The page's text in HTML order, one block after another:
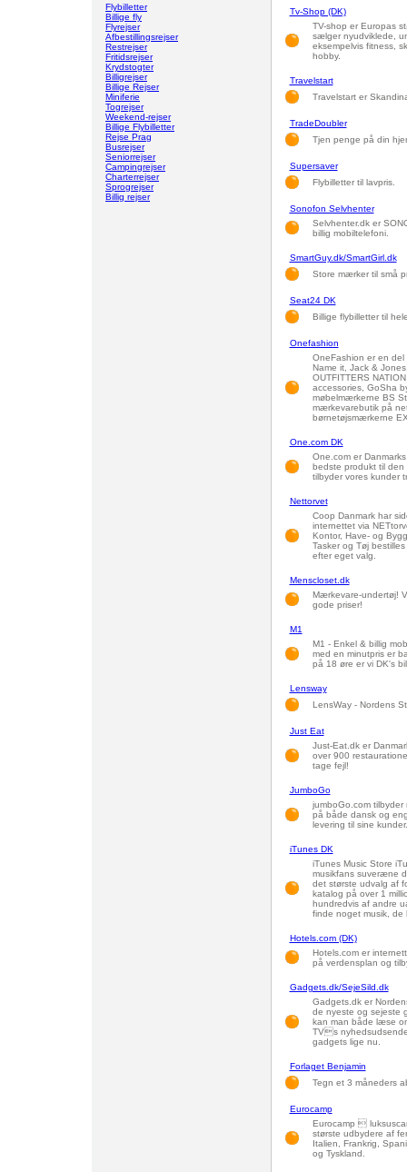
Flybilletter
Billige fly
Flyrejser
Afbestillingsrejser
Restrejser
Fritidsrejser
Krydstogter
Billigrejser
Billige Rejser
Miniferie
Togrejser
Weekend-rejser
Billige Flybilletter
Rejse Prag
Busrejser
Seniorrejser
Campingrejser
Charterrejser
Sprogrejser
Billig rejser
Tv-Shop (DK)
TV-shop er Europas
sælger nyudviklede,
eksempelvis fitness,
hobby.
Travelstart
Travelstart er
TradeDoubler
Tjen penge på din
Supersaver
Flybilletter til lavpris.
Sonofon Selvhenter
Selvhenter.dk er
billig mobiltelefoni.
SmartGuy.dk/SmartGirl.dk
Store mærker til små
Seat24 DK
Billige flybilletter til
Onefashion
OneFashion er en
Name it, Jack &
OUTFITTERS
accessories, GoSha
møbelmærkerne BS
mærkevarebutik på
børnetøjsmærkerne
One.com DK
One.com er
bedste produkt til
tilbyder vores kunder
Nettorvet
Coop Danmark har
internettet via
Kontor, Have- og
Tasker og Tøj
efter eget valg.
Menscloset.dk
Mærkevare-undertøj!
gode priser!
M1
M1 - Enkel & billig
med en minutpris er
på 18 øre er vi DK's
Lensway
LensWay - Nordens
Just Eat
Just-Eat.dk er
over 900
tage fejl!
JumboGo
jumboGo.com
på både dansk og
levering til sine kunder.
iTunes DK
iTunes Music Store
musikfans suveræne
det største udvalg af
katalog på over 1
hundredvis af andre
finde noget musik, de
Hotels.com (DK)
Hotels.com er
på verdensplan og
Gadgets.dk/SejeSild.dk
Gadgets.dk er
de nyeste og sejeste
kan man både læse
TVs
gadgets lige nu.
Forlaget Benjamin
Tegn et 3 måneders
Eurocamp
Eurocamp 
største udbydere af
Italien, Frankrig,
og Tyskland.